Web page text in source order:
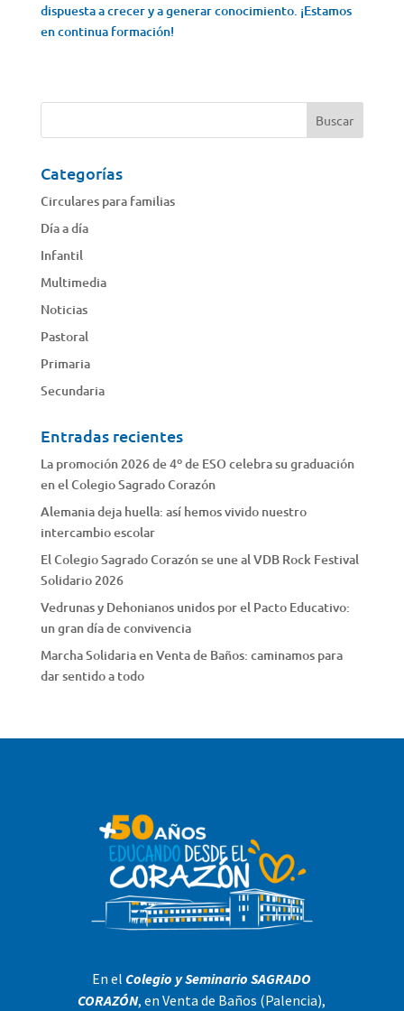
dispuesta a crecer y a generar conocimiento. ¡Estamos
en continua formación!
Categorías
Circulares para familias
Día a día
Infantil
Multimedia
Noticias
Pastoral
Primaria
Secundaria
Entradas recientes
La promoción 2026 de 4º de ESO celebra su graduación
en el Colegio Sagrado Corazón
Alemania deja huella: así hemos vivido nuestro
intercambio escolar
El Colegio Sagrado Corazón se une al VDB Rock Festival
Solidario 2026
Vedrunas y Dehonianos unidos por el Pacto Educativo:
un gran día de convivencia
Marcha Solidaria en Venta de Baños: caminamos para
dar sentido a todo
En el Colegio y Seminario SAGRADO
CORAZÓN, en Venta de Baños (Palencia),